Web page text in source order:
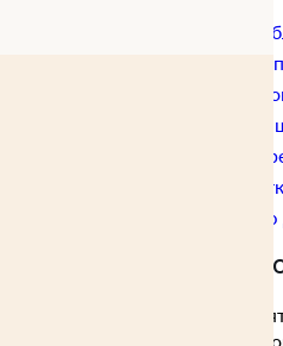
Что такое арболитовые
Роль древесной щепы в
Разновидности
Требования к
Основные параметры
Достоинства и
Где купить
Что такое
Арболитовые блоки
применяются в